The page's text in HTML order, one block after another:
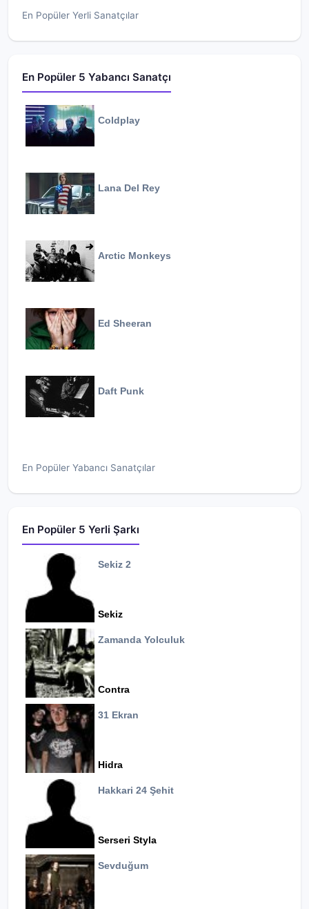
En Popüler Yerli Sanatçılar
En Popüler 5 Yabancı Sanatçı
Coldplay
Lana Del Rey
Arctic Monkeys
Ed Sheeran
Daft Punk
En Popüler Yabancı Sanatçılar
En Popüler 5 Yerli Şarkı
Sekiz 2
Sekiz
Zamanda Yolculuk
Contra
31 Ekran
Hidra
Hakkari 24 Şehit
Serseri Styla
Sevduğum